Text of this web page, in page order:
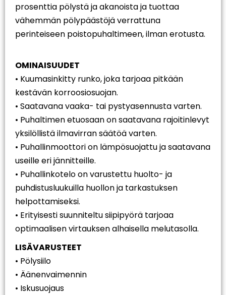
prosenttia pölystä ja akanoista ja tuottaa
vähemmän pölypäästöjä verrattuna
perinteiseen poistopuhaltimeen, ilman erotusta.
OMINAISUUDET
• Kuumasinkitty runko, joka tarjoaa pitkään
kestävän korroosiosuojan.
• Saatavana vaaka- tai pystyasennusta varten.
• Puhaltimen etuosaan on saatavana rajoitinlevyt
yksilöllistä ilmavirran säätöä varten.
• Puhallinmoottori on lämpösuojattu ja saatavana
useille eri jännitteille.
• Puhallinkotelo on varustettu huolto- ja
puhdistusluukuilla huollon ja tarkastuksen
helpottamiseksi.
• Erityisesti suunniteltu siipipyörä tarjoaa
optimaalisen virtauksen alhaisella melutasolla.
LISÄVARUSTEET
• Pölysiilo
• Äänenvaimennin
• Iskusuojaus